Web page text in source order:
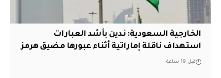
‏الخارجية السعودية: ندين بأشد العبارات
استهداف ناقلة إماراتية أثناء عبورها مضيق هرمز
قبل 19 ساعة